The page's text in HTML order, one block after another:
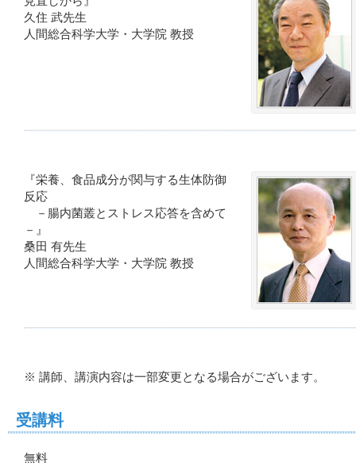
久住 武先生
人間総合科学大学・大学院 教授
『栄養、食品成分が関与する生体防御
反応
－腸内菌叢とストレス応答を含めて
－』
桑田 有先生
人間総合科学大学・大学院 教授
※ 講師、講演内容は一部変更となる場合がございます。
受講料
無料